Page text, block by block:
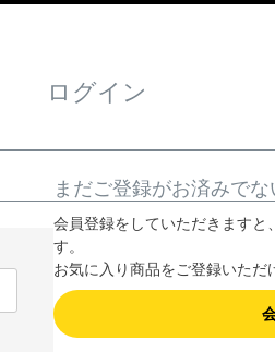
ログイン
まだご登録がお済みでな
会員登録をしていただきますと
す。
お気に入り商品をご登録いただ